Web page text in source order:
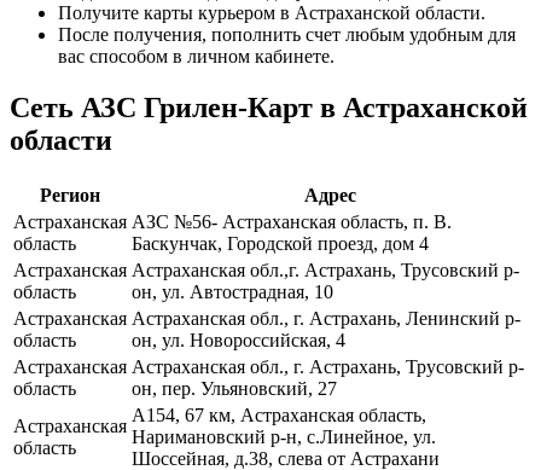
Получите карты курьером в Астраханской области.
После получения, пополнить счет любым удобным для
вас способом в личном кабинете.
Сеть АЗС Грилен-Карт в Астраханской
области
Регион
Адрес
Астраханская
область
АЗС №56- Астраханская область, п. В.
Баскунчак, Городской проезд, дом 4
Астраханская
область
Астраханская обл.,г. Астрахань, Трусовский р-
он, ул. Автострадная, 10
Астраханская
область
Астраханская обл., г. Астрахань, Ленинский р-
он, ул. Новороссийская, 4
Астраханская
область
Астраханская обл., г. Астрахань, Трусовский р-
он, пер. Ульяновский, 27
Астраханская
область
А154, 67 км, Астраханская область,
Наримановский р-н, с.Линейное, ул.
Шоссейная, д.38, слева от Астрахани